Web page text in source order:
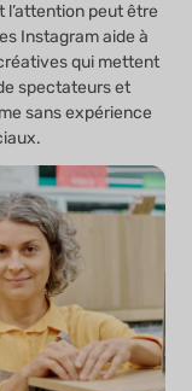
peut être
Instagram aide à
qui mettent
spectateurs et
sans expérience